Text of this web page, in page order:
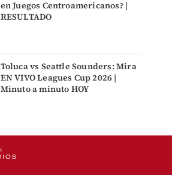
en Juegos Centroamericanos? |
RESULTADO
Toluca vs Seattle Sounders: Mira
EN VIVO Leagues Cup 2026 |
Minuto a minuto HOY